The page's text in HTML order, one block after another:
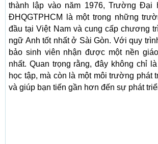
thành lập vào năm 1976, Trường Đại
ĐHQGTPHCM là một trong những
đầu tại Việt Nam và cung cấp chương
ngữ Anh tốt nhất ở Sài Gòn. Với quy
bảo sinh viên nhận được một nền
nhất. Quan trọng rằng, đây không chỉ
học tập, mà còn là một môi trường phát
và giúp bạn tiến gần hơn đến sự phát